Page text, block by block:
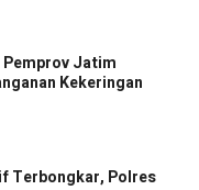
Jatim
Kekeringan
Terbongkar, Polres